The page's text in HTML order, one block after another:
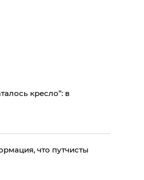
кресло”: в
что путчисты